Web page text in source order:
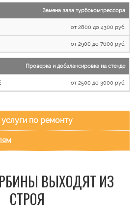
Замена вала турбокомпрессора
от 2800 до 4300 руб.
от 2900 до 7600 руб.
Проверка и добалансировка на стенде
от 2500 до 3000 руб.
по ремонту
ВЫХОДЯТ ИЗ
СТРОЯ